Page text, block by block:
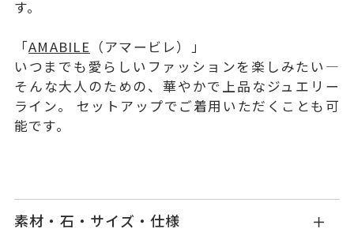
す。
「AMABILE （アマービレ）」
いつまでも愛らしいファッションを楽しみたい―
そんな大人のための、華やかで上品なジュエリー
ライン。 セットアップでご着用いただくことも可
能です。
素材・石・サイズ・仕様